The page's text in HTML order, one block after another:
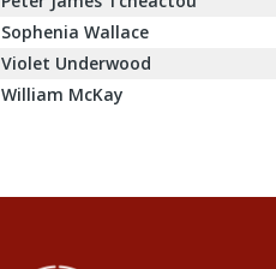
Sophenia Wallace
Violet Underwood
William McKay